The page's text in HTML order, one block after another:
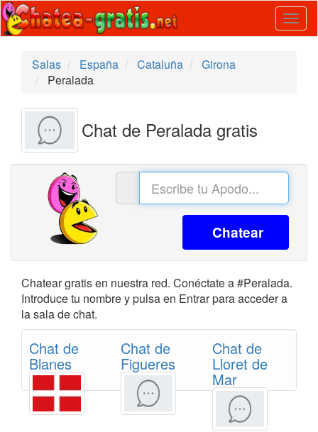
Salas
España Cataluña
Girona
Peralada
Chat de Peralada gratis
Chatear
Chatear gratis en nuestra red. Conéctate a #Peralada.
Introduce tu nombre y pulsa en Entrar para acceder a
la sala de chat.
Chat de
Blanes
Chat de
Figueres
Chat de
Lloret de
Mar